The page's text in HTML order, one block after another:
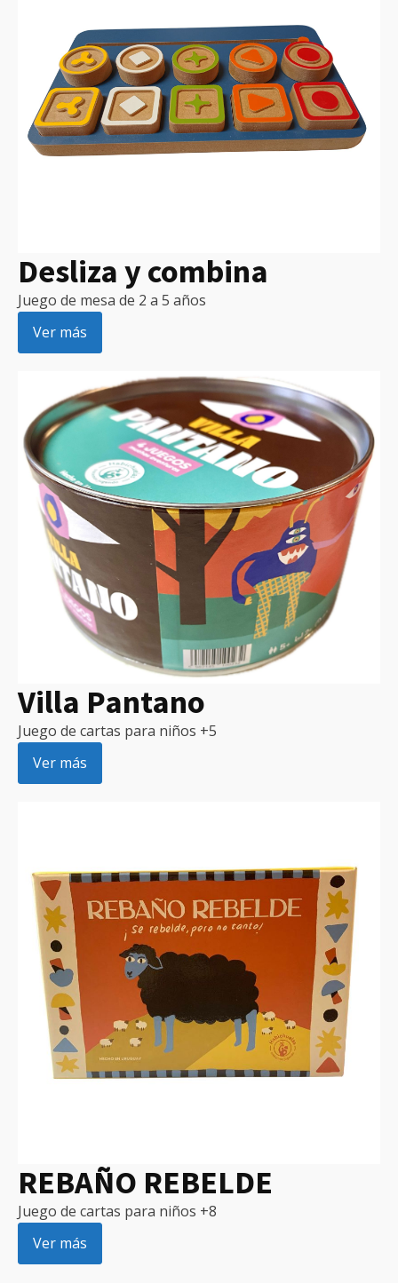
Desliza y combina
Juego de mesa de 2 a 5 años
Ver más
Villa Pantano
Juego de cartas para niños +5
Ver más
REBAÑO REBELDE
Juego de cartas para niños +8
Ver más